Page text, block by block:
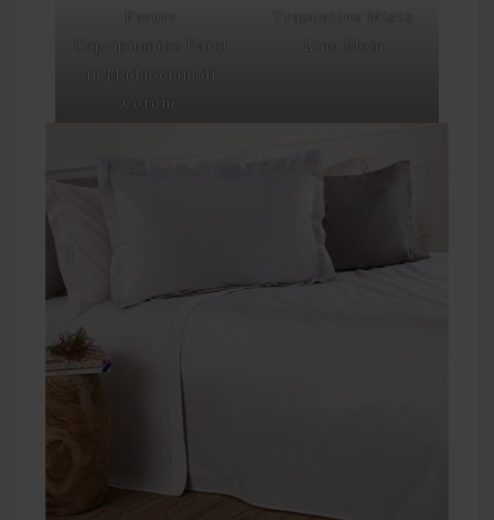
in Madapolam di
Cotone
Trapuntino Misto